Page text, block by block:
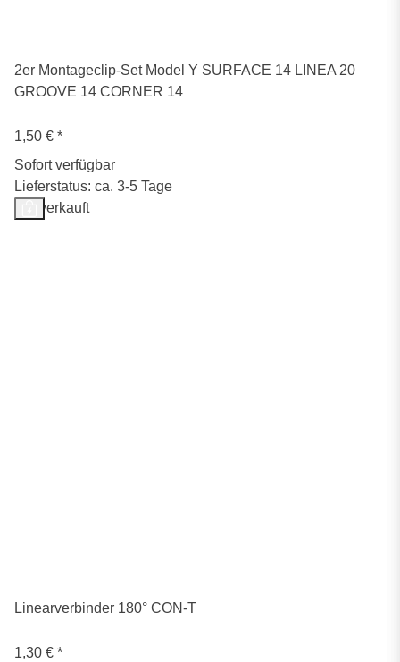
2er Montageclip-Set Model Y SURFACE 14 LINEA 20
GROOVE 14 CORNER 14
1,50 € *
Sofort verfügbar
Lieferstatus: ca. 3-5 Tage
Ausverkauft
Linearverbinder 180° CON-T
1,30 € *